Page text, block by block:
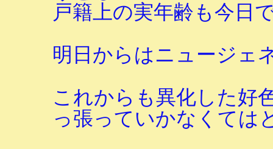
戸籍上の実年齢も今日
明日からはニュージェ
これからも異化した好
っ張っていかなくては